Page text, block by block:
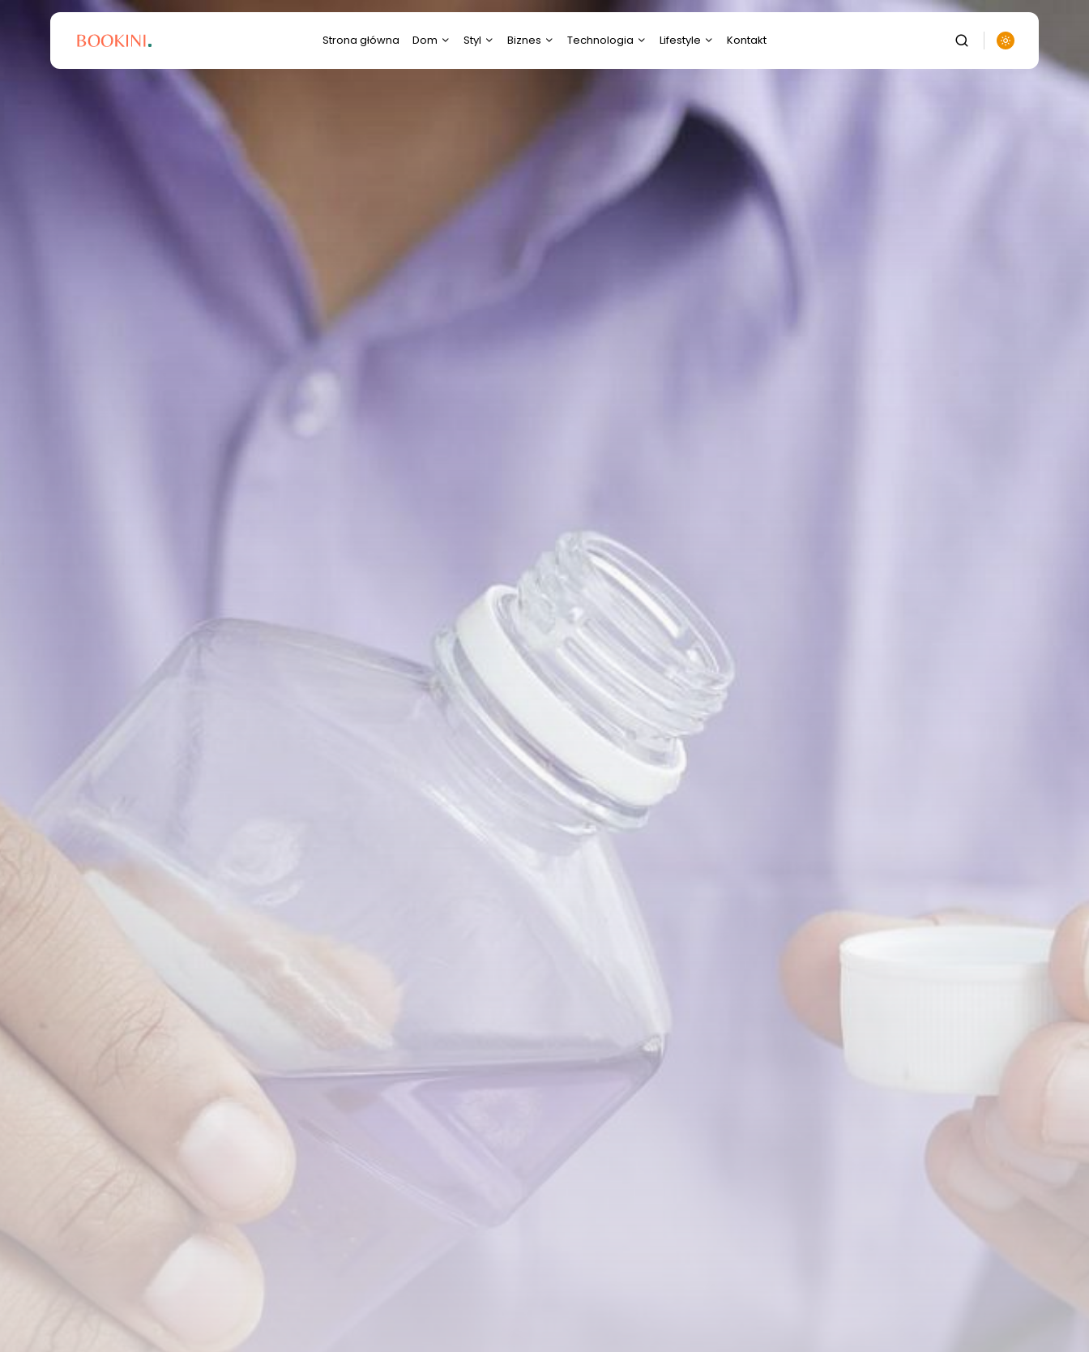
Strona główna Dom
Rodzina, Dziecko, Ciąża
Styl
Rozrywka
Psychologia
Biznes
Energetyka
Gastronomia
Gospodarka i Przemysł
Technologia
IT/Komputery / Gry
Technologia
Lifestyle
Ciekawostki
Edukacja i Nauka
Ekologia
Fotografia i
Kultura i Sztuka
Kontakt
Search
for: